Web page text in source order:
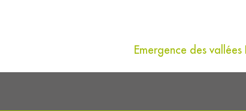
Emergence des vallées